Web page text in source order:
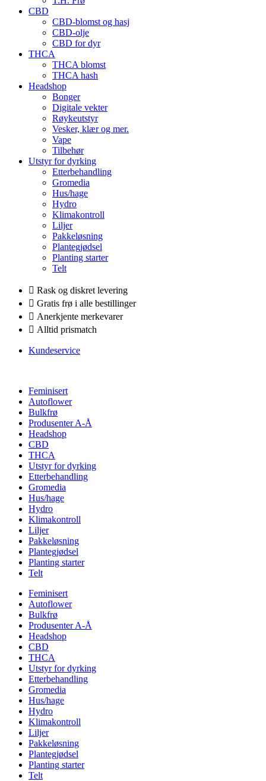
CBD
CBD-blomst og hasj
CBD-olje
CBD for dyr
THCA
THCA blomst
THCA hash
Headshop
Bonger
Digitale vekter
Røykeutstyr
Vesker, klær og mer.
Vape
Tilbehør
Utstyr for dyrking
Etterbehandling
Gromedia
Hus/hage
Hydro
Klimakontroll
Liljer
Pakkeløsning
Plantegjødsel
Planting starter
Telt
Rask og diskret levering
Gratis frø i alle bestillinger
Anerkjente merkevarer
Alltid prismatch
Kundeservice
Feminisert
Autoflower
Bulkfrø
Produsenter A-Å
Headshop
CBD
THCA
Utstyr for dyrking
Etterbehandling
Gromedia
Hus/hage
Hydro
Klimakontroll
Liljer
Pakkeløsning
Plantegjødsel
Planting starter
Telt
Feminisert
Autoflower
Bulkfrø
Produsenter A-Å
Headshop
CBD
THCA
Utstyr for dyrking
Etterbehandling
Gromedia
Hus/hage
Hydro
Klimakontroll
Liljer
Pakkeløsning
Plantegjødsel
Planting starter
Telt